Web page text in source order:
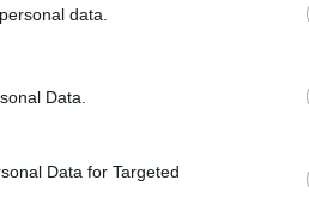
data.
Data.
Data for Targeted
creare una falsa
presidenza
seconda metà
tra
poco credibile
tirata fuori durante